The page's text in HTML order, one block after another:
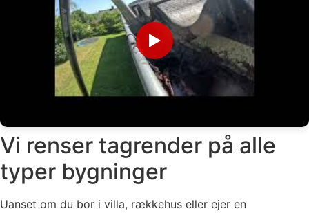
▶
Vi renser tagrender på alle
typer bygninger
Uanset om du bor i villa, rækkehus eller ejer en